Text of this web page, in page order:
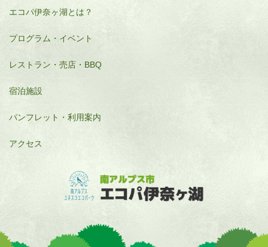
エコパ伊奈ヶ湖とは？
プログラム・イベント
レストラン・売店・BBQ
宿泊施設
パンフレット・利用案内
アクセス